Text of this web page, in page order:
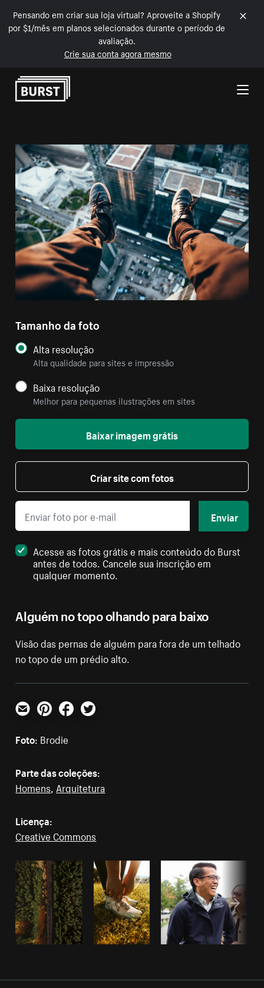
Pensando em criar sua loja virtual? Aproveite a Shopify
por $1/mês em planos selecionados durante o período de
avaliação.
Crie sua conta agora mesmo
Pular para o conteúdo
Alguém no topo olhando para baixo
Visão das pernas de alguém para fora de um telhado
no topo de um prédio alto.
Tamanho da foto
Alta resolução
Alta qualidade para sites e impressão
Baixa resolução
Melhor para pequenas ilustrações em sites
Baixar imagem grátis
Criar site com fotos
Enviar
Acesse as fotos grátis e mais conteúdo do Burst
antes de todos. Cancele sua inscrição em
qualquer momento.
E-mailPinterestFacebookTwitter
Foto: Brodie
Parte das coleções:
Homens, Arquitetura
Licença:
Creative Commons